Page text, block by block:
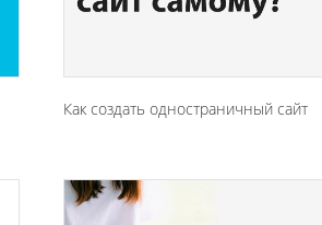
Как создать одностраничный сайт